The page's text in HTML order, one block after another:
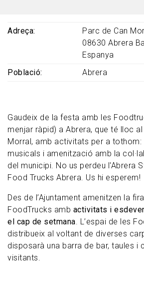
Gaudeix de la festa amb les
menjar ràpid) a Abrera, que té lloc
Morral, amb activitats per a tothom:
musicals i amenització amb la
del municipi. No us perdeu l'Abrera
Food Trucks Abrera. Us hi esperem!
Des de l’Ajuntament amenitzen la
FoodTrucks amb activitats i
el cap de setmana. L’espai de les
distribueix al voltant de diverses
disposarà una barra de bar, taules i
visitants.
Adreça
Parc de Can
08630 Abrera
Espanya
Població
Abrera